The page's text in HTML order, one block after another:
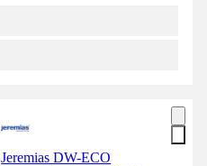
Jeremias DW-ECO